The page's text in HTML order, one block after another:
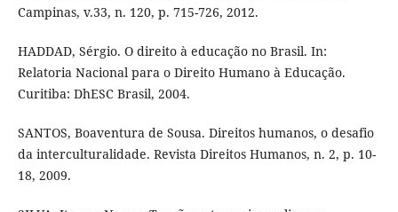
Campinas, v.33, n. 120, p. 715-726, 2012.
HADDAD, Sérgio. O direito à educação no Brasil. In:
Relatoria Nacional para o Direito Humano à Educação.
Curitiba: DhESC Brasil, 2004.
SANTOS, Boaventura de Sousa. Direitos humanos, o desafio
da interculturalidade. Revista Direitos Humanos, n. 2, p. 10-
18, 2009.